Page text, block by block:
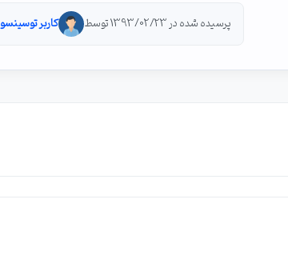
پرسیده شده در 1393/02/23 توسط کاربر توسینسو